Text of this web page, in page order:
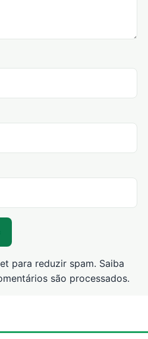
para reduzir spam. Saiba
são processados.